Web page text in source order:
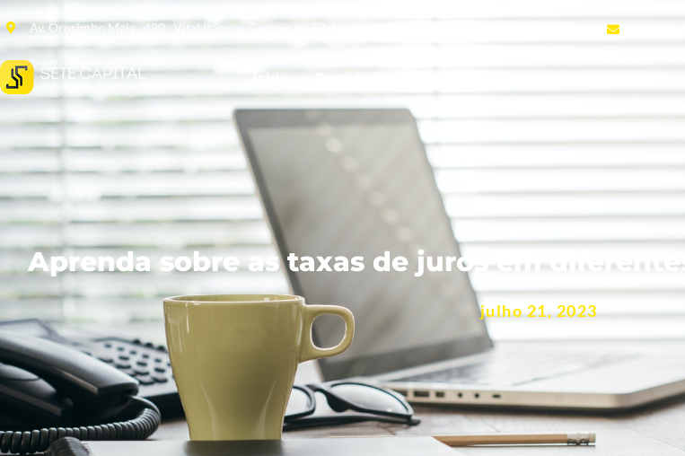
Av. Orosimbo Maia , 430 , Vital Itapura, Campinas -SP, 13023-030
Início
Aprenda sobre as taxas de juros em
julho 21, 2023